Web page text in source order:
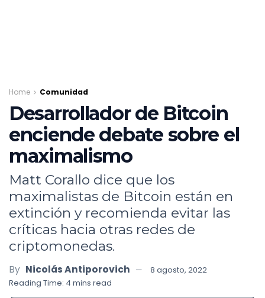
Home Comunidad
Desarrollador de Bitcoin
enciende debate sobre el
maximalismo
Matt Corallo dice que los
maximalistas de Bitcoin están en
extinción y recomienda evitar las
críticas hacia otras redes de
criptomonedas.
By Nicolás Antiporovich
8 agosto, 2022
Reading Time: 4 mins read